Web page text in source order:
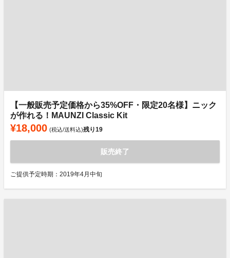
【一般販売予定価格から35%OFF・限定20名様】ニック
が作れる！MAUNZI Classic Kit
¥18,000 (税込/送料込)残り19
販売終了
ご提供予定時期：2019年4月中旬